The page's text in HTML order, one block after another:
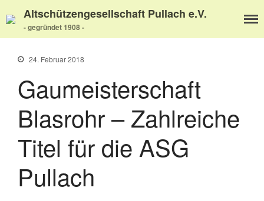
Home
Aktuelles
Termine
Altschützengesellschaft Pullach e.V.
- gegründet 1908 -
24. Februar 2018
Gaumeisterschaft
Blasrohr – Zahlreiche
Titel für die ASG
Pullach